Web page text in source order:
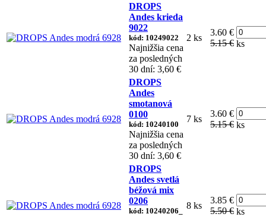
DROPS
Andes krieda
9022
kód: 10249022
Najnižšia cena
za posledných
30 dní: 3,60 €
2 ks
3.60 €
5.15 € ks
DROPS
Andes
smotanová
0100
kód: 10240100
Najnižšia cena
za posledných
30 dní: 3,60 €
7 ks
3.60 €
5.15 € ks
DROPS
Andes svetlá
béžová mix
0206
kód: 10240206_
8 ks
3.85 €
5.50 € ks